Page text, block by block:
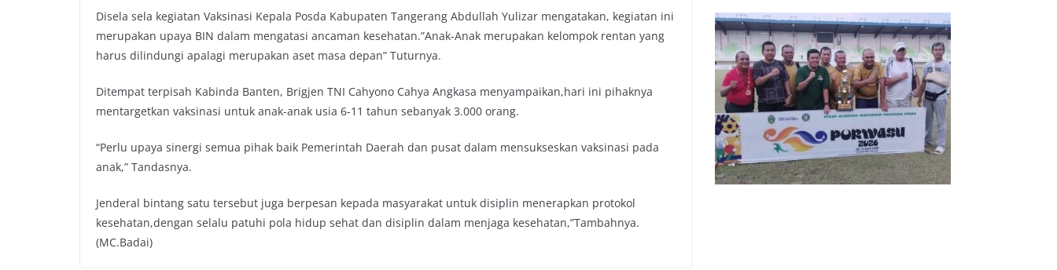
Disela sela kegiatan Vaksinasi Kepala Posda Kabupaten Tangerang Abdullah Yulizar mengatakan, kegiatan ini
merupakan upaya BIN dalam mengatasi ancaman kesehatan.”Anak-Anak merupakan kelompok rentan yang
harus dilindungi apalagi merupakan aset masa depan” Tuturnya.
Ditempat terpisah Kabinda Banten, Brigjen TNI Cahyono Cahya Angkasa menyampaikan,hari ini pihaknya
mentargetkan vaksinasi untuk anak-anak usia 6-11 tahun sebanyak 3.000 orang.
“Perlu upaya sinergi semua pihak baik Pemerintah Daerah dan pusat dalam mensukseskan vaksinasi pada
anak,” Tandasnya.
Jenderal bintang satu tersebut juga berpesan kepada masyarakat untuk disiplin menerapkan protokol
kesehatan,dengan selalu patuhi pola hidup sehat dan disiplin dalam menjaga kesehatan,”Tambahnya.
(MC.Badai)